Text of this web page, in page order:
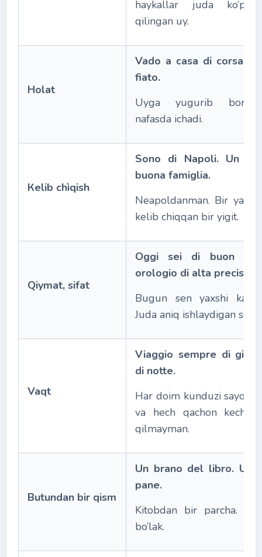
haykallar juda ko‘p.
qilingan uy.
Holat
Vado a casa di corsa.
fiato.
Uyga yugurib
nafasda ichadi.
Кelib chìqish
Sono di Napoli. Un
buona famiglia.
Neapoldanman. Bir
kelib chiqqan bir yigit.
Qiymat, sifat
Oggi sei di buon
orologio di alta
Bugun sen yaxshi
Juda aniq ishlaydigan soat
Vaqt
Viaggio sempre di
di notte.
Har doim kunduzi
va hech qachon kechasi
qilmayman.
Butundan bir qism
Un brano del libro.
pane.
Kitobdan bir parcha.
bo’lak.